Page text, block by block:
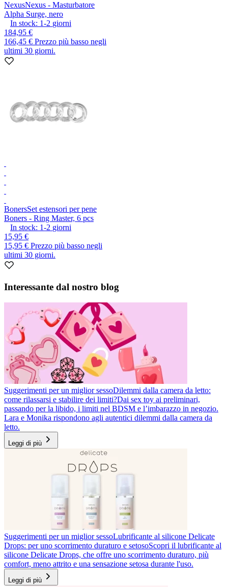
NexusNexus - Masturbatore
Alpha Surge, nero
In stock: 1-2 giorni
184,95 €
166,45 € Prezzo più basso negli
ultimi 30 giorni.
BonersSet estensori per pene
Boners - Ring Master, 6 pcs
In stock: 1-2 giorni
15,95 €
15,95 € Prezzo più basso negli
ultimi 30 giorni.
Interessante dal nostro blog
Suggerimenti per un miglior sessoDilemmi dalla camera da letto:
come rilassarsi e stabilire dei limiti?Dai sex toy ai preliminari,
passando per la libido, i limiti nel BDSM e l’imbarazzo in negozio.
Lara e Monika rispondono agli autentici dilemmi dalla camera da
letto.
Leggi di più
Suggerimenti per un miglior sessoLubrificante al silicone Delicate
Drops: per uno scorrimento duraturo e setosoScopri il lubrificante al
silicone Delicate Drops, che offre uno scorrimento duraturo, più
comfort, meno attrito e una sensazione setosa durante l'uso.
Leggi di più